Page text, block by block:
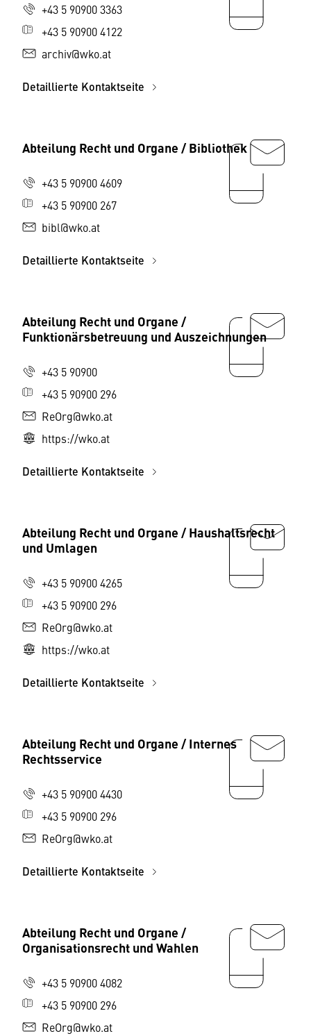
+43 5 90900 3363
+43 5 90900 4122
archiv@wko.at
Detaillierte Kontaktseite
Abteilung Recht und Organe / Bibliothek
+43 5 90900 4609
+43 5 90900 267
bibl@wko.at
Detaillierte Kontaktseite
Abteilung Recht und Organe /
Funktionärsbetreuung und Auszeichnungen
+43 5 90900
+43 5 90900 296
ReOrg@wko.at
https://wko.at
Detaillierte Kontaktseite
Abteilung Recht und Organe / Haushaltsrecht
und Umlagen
+43 5 90900 4265
+43 5 90900 296
ReOrg@wko.at
https://wko.at
Detaillierte Kontaktseite
Abteilung Recht und Organe / Internes
Rechtsservice
+43 5 90900 4430
+43 5 90900 296
ReOrg@wko.at
Detaillierte Kontaktseite
Abteilung Recht und Organe /
Organisationsrecht und Wahlen
+43 5 90900 4082
+43 5 90900 296
ReOrg@wko.at